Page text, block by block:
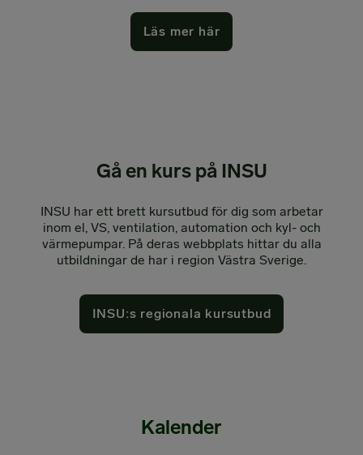
Läs mer här
Gå en kurs på INSU
INSU har ett brett kursutbud för dig som arbetar
inom el, VS, ventilation, automation och kyl- och
värmepumpar. På deras webbplats hittar du alla
utbildningar de har i region Västra Sverige.
INSU:s regionala kursutbud
Kalender